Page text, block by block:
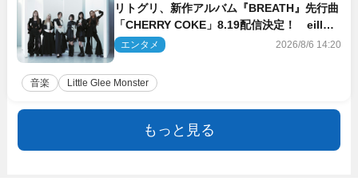
リトグリ、新作アルバム『BREATH』先行曲
「CHERRY COKE」8.19配信決定！ eill書
き下ろしのラブソング
エンタメ 2026/8/6 14:20
音楽 Little Glee Monster
もっと見る